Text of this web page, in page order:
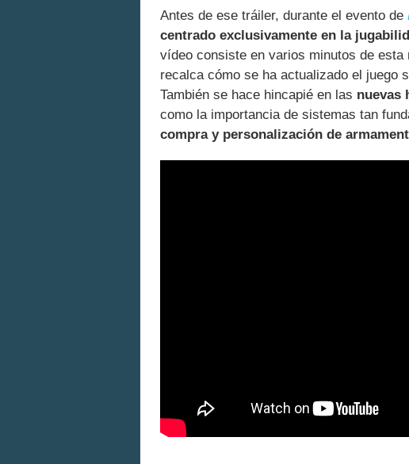
Antes de ese tráiler, durante el evento de
centrado exclusivamente en la
vídeo consiste en varios minutos de
recalca cómo se ha actualizado el juego
También se hace hincapié en las nuevas
como la importancia de sistemas tan
compra y personalización de